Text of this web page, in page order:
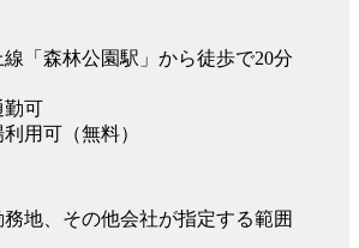
「森林公園駅」から徒歩で20分
勤可
用可（無料）
地、その他会社が指定する範囲